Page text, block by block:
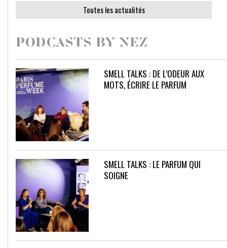
Toutes les actualités
PODCASTS BY NEZ
SMELL TALKS : DE L’ODEUR AUX
MOTS, ÉCRIRE LE PARFUM
SMELL TALKS : LE PARFUM QUI
SOIGNE